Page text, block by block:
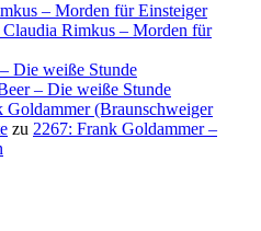
– Morden für Einsteiger
Claudia Rimkus – Morden für
Die weiße Stunde
– Die weiße Stunde
(Braunschweiger
zu 2267: Frank Goldammer –